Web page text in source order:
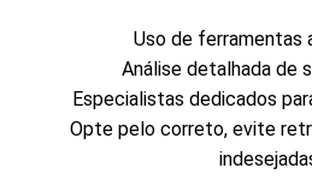
Uso de ferramentas
Análise detalhada de
Especialistas dedicados
Opte pelo correto, evite